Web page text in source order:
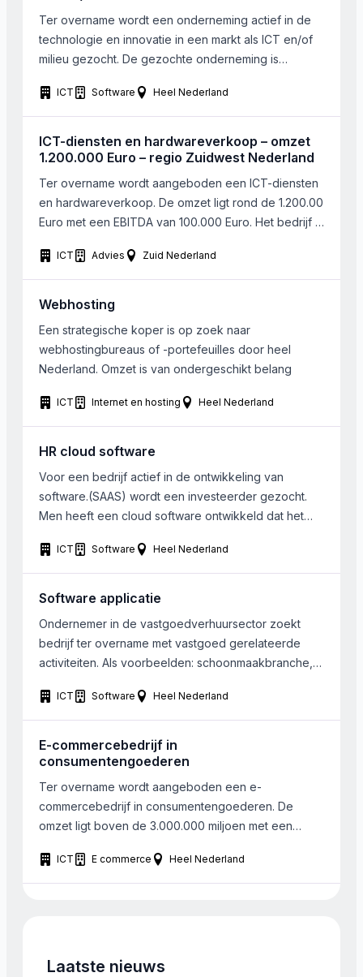
Ter overname wordt een onderneming actief in de
technologie en innovatie in een markt als ICT en/of
milieu gezocht. De gezochte onderneming is
Rotterdam, Utrecht, Eindhoven, Antwerpen. Gezocht
wordt naar combinatie van producten en
(gerelateerde) diensten binnen een onderneming
die aan het begin of voor een strategische […]
ICT Software Heel Nederland
ICT-diensten en hardwareverkoop – omzet
1.200.000 Euro – regio Zuidwest Nederland
Ter overname wordt aangeboden een ICT-diensten
en hardwareverkoop. De omzet ligt rond de 1.200.00
Euro met een EBITDA van 100.000 Euro. Het bedrijf is
op de verkoop en installatie van hardware en
software, waaronder laptops, desktops en
randapparatuur, reparatie en onderhoud van
ICT Advies Zuid Nederland
Webhosting
Een strategische koper is op zoek naar
webhostingbureaus of -portefeuilles door heel
Nederland. Omzet is van ondergeschikt belang
ICT Internet en hosting Heel Nederland
HR cloud software
Voor een bedrijf actief in de ontwikkeling van
software.(SAAS) wordt een investeerder gezocht.
Men heeft een cloud software ontwikkeld dat het
om hun visie te geven en gezamenlijk van elkaar te
leren. Dit creëert vertrouwen, betrokkenheid en
toewijding van hen voor de doelen van de
ICT Software Heel Nederland
Software applicatie
Ondernemer in de vastgoedverhuursector zoekt
bedrijf ter overname met vastgoed gerelateerde
activiteiten. Als voorbeelden: schoonmaakbranche,
voorkeur schaalbaar en kunnen eventueel
Internationaal worden uitgerold. Specifieke interesse
gaat voorts uit naar studentenuitzendbureaus. Niet in
aanmerking komen: handel, organisatiebureaus en
bedrijven met maatwerkproducten. Inhoudelijk
inbreng van de ondernemer ligt met name […]
ICT Software Heel Nederland
E-commercebedrijf in
consumentengoederen
Ter overname wordt aangeboden een e-
commercebedrijf in consumentengoederen. De
omzet ligt boven de 3.000.000 miljoen met een
consumentencategorieën binnen structureel
groeiende niches. Het betreffen premium goederen.
ICT E commerce Heel Nederland
Laatste nieuws